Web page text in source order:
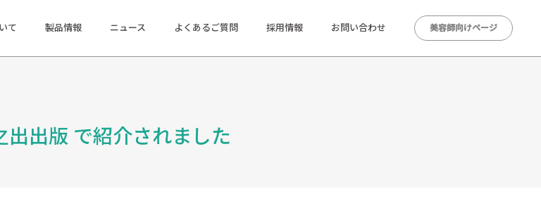
て 製品情報 ニュース よくあるご質問 採用情報 お問い合わせ 美容師向けページ
出版 で紹介されました